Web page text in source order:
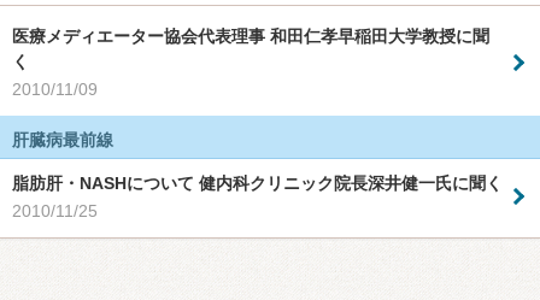
医療メディエーター協会代表理事 和田仁孝早稲田大学教授に聞
く
2010/11/09
肝臓病最前線
脂肪肝・NASHについて 健内科クリニック院長深井健一氏に聞く
2010/11/25